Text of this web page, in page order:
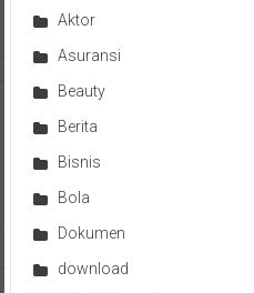
Aktor
Asuransi
Beauty
Berita
Bisnis
Bola
Dokumen
download